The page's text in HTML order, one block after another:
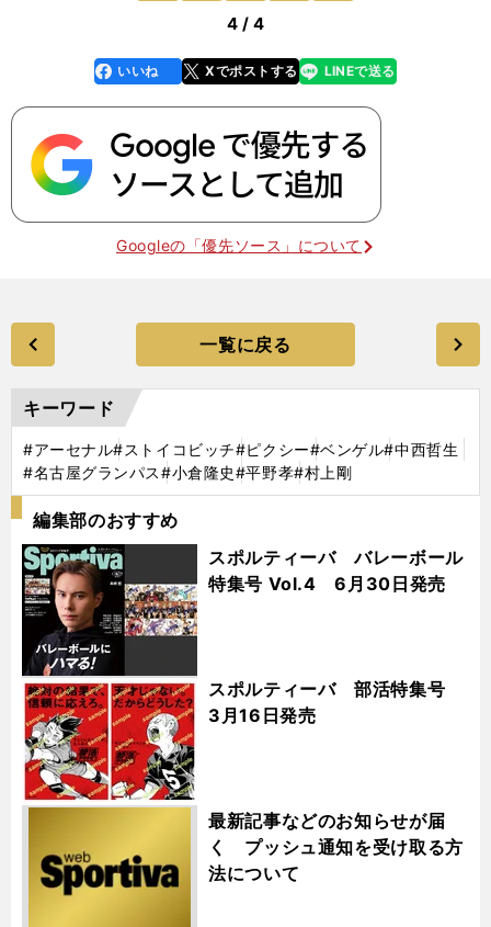
4 / 4
faceboo
k
いいね Xでポストする
line LINEで送る
Googleの「優先ソース」について
一覧に戻る
キーワード
#アーセナル#ストイコビッチ#ピクシー#ベンゲル#中西哲生
#名古屋グランパス#小倉隆史#平野孝#村上剛
編集部のおすすめ
スポルティーバ バレーボール
特集号 Vol.4 6月30日発売
スポルティーバ 部活特集号
3月16日発売
最新記事などのお知らせが届
く プッシュ通知を受け取る方
法について